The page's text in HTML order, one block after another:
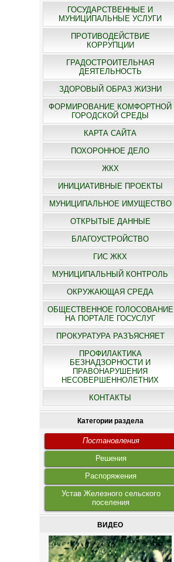
ГОСУДАРСТВЕННЫЕ И
МУНИЦИПАЛЬНЫЕ УСЛУГИ
ПРОТИВОДЕЙСТВИЕ
КОРРУПЦИИ
ГРАДОСТРОИТЕЛЬНАЯ
ДЕЯТЕЛЬНОСТЬ
ЗДОРОВЫЙ ОБРАЗ ЖИЗНИ
ФОРМИРОВАНИЕ КОМФОРТНОЙ
ГОРОДСКОЙ СРЕДЫ
КАРТА САЙТА
ПОХОРОННОЕ ДЕЛО
ЖКХ
ИНИЦИАТИВНЫЕ ПРОЕКТЫ
МУНИЦИПАЛЬНОЕ ИМУЩЕСТВО
ОТКРЫТЫЕ ДАННЫЕ
БЛАГОУСТРОЙСТВО
ГИС ЖКХ
МУНИЦИПАЛЬНЫЙ КОНТРОЛЬ
ОКРУЖАЮЩАЯ СРЕДА
ОБЩЕСТВЕННОЕ ГОЛОСОВАНИЕ
НА ПОРТАЛЕ ГОСУСЛУГ
ПРОКУРАТУРА РАЗЪЯСНЯЕТ
ПРОФИЛАКТИКА
БЕЗНАДЗОРНОСТИ И
ПРАВОНАРУШЕНИЯ
НЕСОВЕРШЕННОЛЕТНИХ
КОНТАКТЫ
Категории раздела
Постановления
Решения
Распоряжения
Устав Железного сельского
поселения
ВИДЕО